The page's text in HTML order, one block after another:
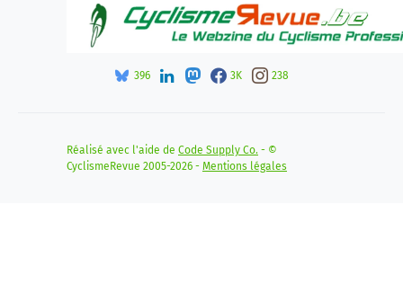
396 3K 238
Réalisé avec l'aide de Code Supply Co. - ©
CyclismeRevue 2005-2026 - Mentions légales